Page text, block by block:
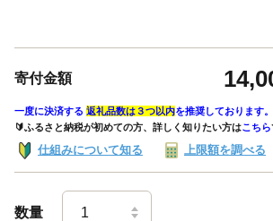
寄付金額
一度に決済する 返礼品数は３つ以内を推奨しております。
🔰ふるさと納税が初めての方、詳しく知りたい方はこちら
仕組みについて知る 上限額を調べる
数量